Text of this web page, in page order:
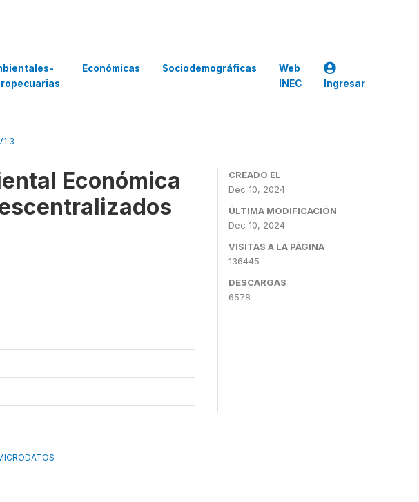
Económicas Sociodemográficas
Web
INEC
Ingresar
Económica
CREADO EL
Dec 10, 2024
ÚLTIMA MODIFICACIÓN
Dec 10, 2024
VISITAS A LA PÁGINA
136445
DESCARGAS
6578